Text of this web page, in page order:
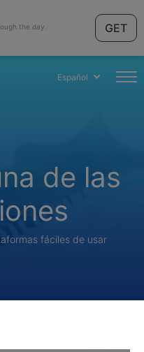
the day. GET
Español
de las
fáciles de usar